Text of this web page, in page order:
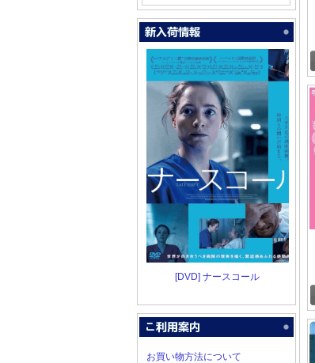
[DVD] ナースコール
お買い物方法について